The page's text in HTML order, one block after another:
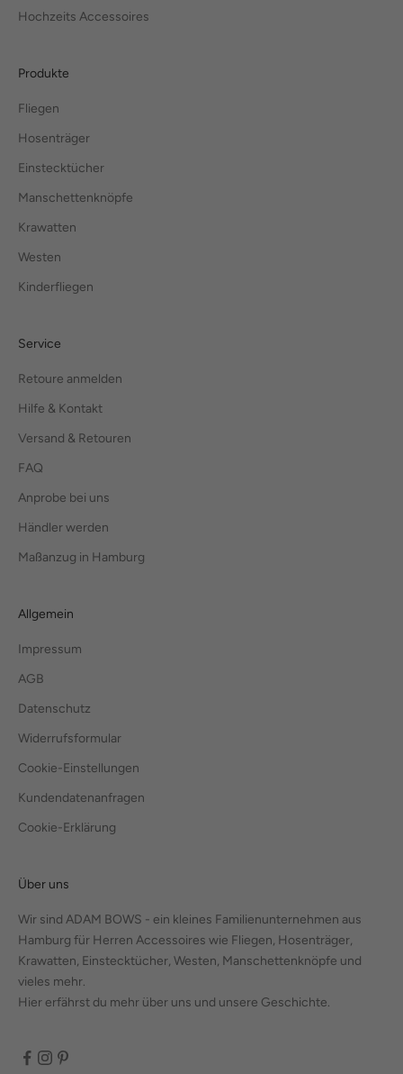
Hochzeits Accessoires
Produkte
Fliegen
Hosenträger
Einstecktücher
Manschettenknöpfe
Krawatten
Westen
Kinderfliegen
Service
Retoure anmelden
Hilfe & Kontakt
Versand & Retouren
FAQ
Anprobe bei uns
Händler werden
Maßanzug in Hamburg
Allgemein
Impressum
AGB
Datenschutz
Widerrufsformular
Cookie-Einstellungen
Kundendatenanfragen
Cookie-Erklärung
Über uns
Wir sind ADAM BOWS - ein kleines Familienunternehmen aus
Hamburg für Herren Accessoires wie Fliegen, Hosenträger,
Krawatten, Einstecktücher, Westen, Manschettenknöpfe und
vieles mehr.
Hier erfährst du mehr über uns und unsere Geschichte.